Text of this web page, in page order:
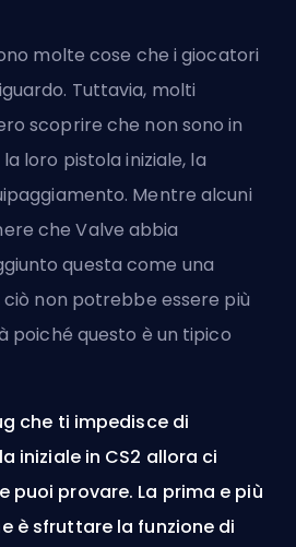
molte cose che i giocatori
. Tuttavia, molti
scoprire che non sono in
loro pistola iniziale, la
Mentre alcuni
cheValve abbia
questa come una
ciò non potrebbe essere più
poiché questo è un tipico
che ti impedisce di
iniziale in CS2 allora ci
puoi provare. La prima e più
è sfruttare la funzione di